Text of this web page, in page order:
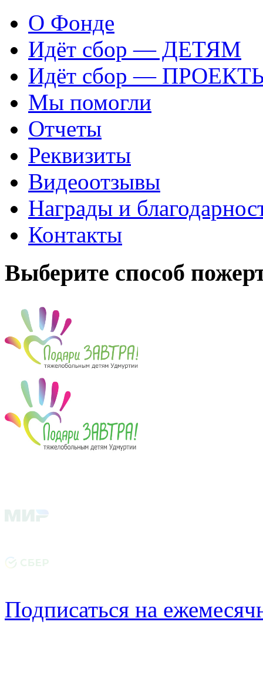
О Фонде
Идёт сбор — ДЕТЯМ
Идёт сбор —
Мы помогли
Отчеты
Реквизиты
Видеоотзывы
Награды и
Контакты
Выберите способ
Подписаться на